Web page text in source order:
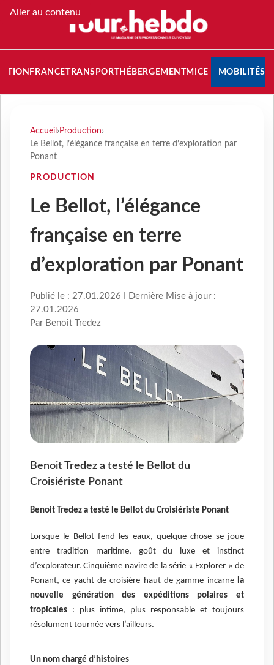
Aller au contenu
FRANCETRANSPORT HÉBERGEMENTMICE MOBILITÉS
Accueil › Production›
Le Bellot, l’élégance française en terre d’exploration par
Ponant
PRODUCTION
Le Bellot, l’élégance
française en terre
d’exploration par Ponant
Publié le : 27.01.2026 I Dernière Mise à jour :
27.01.2026
Par Benoit Tredez
Benoit Tredez a testé le Bellot du
Croisiériste Ponant
Benoit Tredez a testé le Bellot du Croisiériste Ponant
Lorsque le Bellot fend les eaux, quelque chose se joue
entre tradition maritime, goût du luxe et instinct
d’explorateur. Cinquième navire de la série « Explorer » de
Ponant, ce yacht de croisière haut de gamme incarne la
nouvelle génération des expéditions polaires et
tropicales : plus intime, plus responsable et toujours
résolument tournée vers l’ailleurs.
Un nom chargé d’histoires